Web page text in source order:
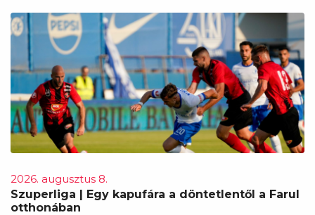
2026. augusztus 8.
Szuperliga | Egy kapufára a döntetlentől a Farul
otthonában